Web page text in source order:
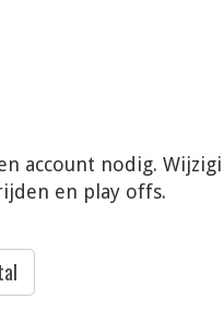
account nodig.
en play offs.